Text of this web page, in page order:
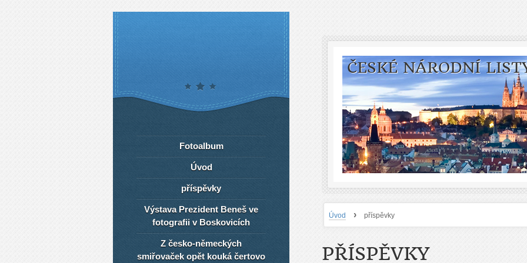
ČESKÉ NÁRODNÍ
Úvod › příspěvky
PŘÍSPĚVKY
Fotoalbum
Úvod
příspěvky
Výstava Prezident Beneš ve
fotografii v Boskovicích
Z česko-německých
smiřovaček opět kouká čertovo